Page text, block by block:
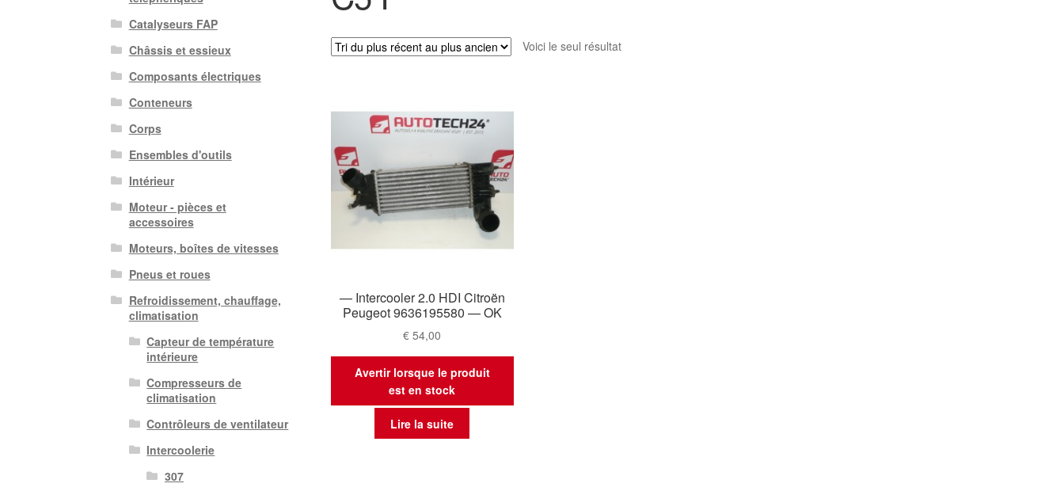
Voici le seul résultat
— Intercooler 2.0 HDI Citroën
Peugeot 9636195580 — OK
€ 54,00
Avertir lorsque le produit
est en stock
Lire la suite
Catalyseurs FAP
Châssis et essieux
Composants électriques
Conteneurs
Corps
Ensembles d'outils
Intérieur
Moteur - pièces et
accessoires
Moteurs, boîtes de vitesses
Pneus et roues
Refroidissement, chauffage,
climatisation
Capteur de température
intérieure
Compresseurs de
climatisation
Contrôleurs de ventilateur
Intercoolerie
307